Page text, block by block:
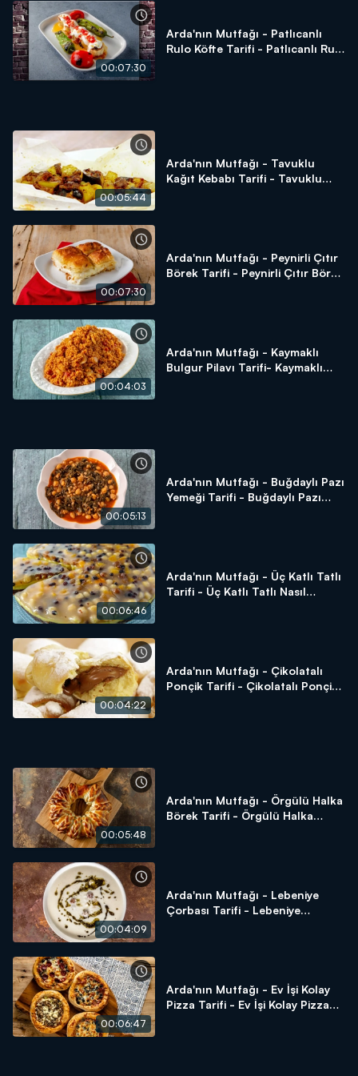
1-2 su bardağı su
Arda'nın Mutfağı'nda neler mi var? Mevsiminde ürünler,
ustasından lezzetler ve tabii ki Arda'nın dokunuşları!
Arda'nın Mutfağı hayatınıza, mutfağınıza lezzet katmaya
devam ediyor!
00:07:30
Arda'nın Mutfağı - Patlıcanlı
Rulo Köfte Tarifi - Patlıcanlı Rulo
00:05:44
Arda'nın Mutfağı - Tavuklu
Kağıt Kebabı Tarifi - Tavuklu
00:07:30
Arda'nın Mutfağı - Peynirli Çıtır
Börek Tarifi - Peynirli Çıtır Börek
00:04:03
Arda'nın Mutfağı - Kaymaklı
Bulgur Pilavı Tarifi- Kaymaklı
00:05:13
Arda'nın Mutfağı - Buğdaylı Pazı
Yemeği Tarifi - Buğdaylı Pazı
00:06:46
Arda'nın Mutfağı - Üç Katlı Tatlı
Tarifi - Üç Katlı Tatlı Nasıl
00:04:22
Arda'nın Mutfağı - Çikolatalı
Ponçik Tarifi - Çikolatalı Ponçik
00:05:48
Arda'nın Mutfağı - Örgülü Halka
Börek Tarifi - Örgülü Halka
00:04:09
Arda'nın Mutfağı - Lebeniye
Çorbası Tarifi - Lebeniye
00:06:47
Arda'nın Mutfağı - Ev İşi Kolay
Pizza Tarifi - Ev İşi Kolay Pizza